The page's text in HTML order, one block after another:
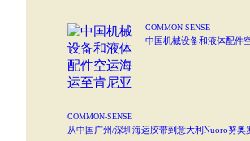
COMMON-SENSE
中国机械设备和液体配件
COMMON-SENSE
从中国广州/深圳海运胶带到意大利Nuoro努